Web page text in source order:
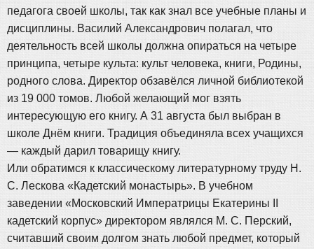
педагога своей школы, так как знал все учебные планы и
дисциплины. Василий Александрович полагал, что
деятельность всей школы должна опираться на четыре
принципа, четыре культа: культ человека, книги, Родины,
родного слова. Директор обзавёлся личной библиотекой
из 19 000 томов. Любой желающий мог взять
интересующую его книгу. А 31 августа был выбран в
школе Днём книги. Традиция объединяла всех учащихся
— каждый дарил товарищу книгу.
Или обратимся к классическому литературному труду Н.
С. Лескова «Кадетский монастырь». В учебном
заведении «Московский Императрицы Екатерины II
кадетский корпус» директором являлся М. С. Перский,
считавший своим долгом знать любой предмет, который